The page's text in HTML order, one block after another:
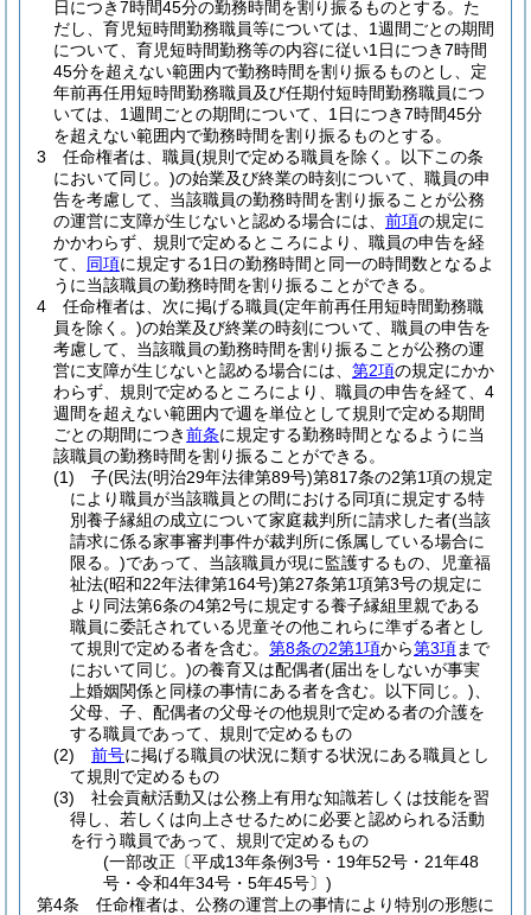
日につき7時間45分の勤務時間を割り振るものとする。 た
だし、育児短時間勤務職員等については、1週間ごとの期間
について、育児短時間勤務等の内容に従い1日につき7時間
45分を超えない範囲内で勤務時間を割り振るものとし、定
年前再任用短時間勤務職員及び任期付短時間勤務職員につ
いては、1週間ごとの期間について、1日につき7時間45分
を超えない範囲内で勤務時間を割り振るものとする。
3
任命権者は、職員(規則で定める職員を除く。以下この条
において同じ。)の始業及び終業の時刻について、職員の申
告を考慮して、当該職員の勤務時間を割り振ることが公務
の運営に支障が生じないと認める場合には、 前項の規定に
かかわらず、規則で定めるところにより、職員の申告を経
て、 同項に規定する1日の勤務時間と同一の時間数となるよ
うに当該職員の勤務時間を割り振ることができる。
4
任命権者は、次に掲げる職員(定年前再任用短時間勤務職
員を除く。)の始業及び終業の時刻について、職員の申告を
考慮して、当該職員の勤務時間を割り振ることが公務の運
営に支障が生じないと認める場合には、 第2項の規定にかか
わらず、規則で定めるところにより、職員の申告を経て、4
週間を超えない範囲内で週を単位として規則で定める期間
ごとの期間につき前条に規定する勤務時間となるように当
該職員の勤務時間を割り振ることができる。
(1)
子(民法(明治29年法律第89号)第817条の2第1項の規定
により職員が当該職員との間における同項に規定する特
別養子縁組の成立について家庭裁判所に請求した者(当該
請求に係る家事審判事件が裁判所に係属している場合に
限る。)であって、当該職員が現に監護するもの、児童福
祉法(昭和22年法律第164号)第27条第1項第3号の規定に
より同法第6条の4第2号に規定する養子縁組里親である
職員に委託されている児童その他これらに準ずる者とし
て規則で定める者を含む。 第8条の2第1項から第3項まで
において同じ。)の養育又は配偶者(届出をしないが事実
上婚姻関係と同様の事情にある者を含む。以下同じ。)
父母、子、配偶者の父母その他規則で定める者の介護を
する職員であって、規則で定めるもの
(2)
前号に掲げる職員の状況に類する状況にある職員とし
て規則で定めるもの
(3)
社会貢献活動又は公務上有用な知識若しくは技能を習
得し、若しくは向上させるために必要と認められる活動
を行う職員であって、規則で定めるもの
(一部改正〔平成13年条例3号・19年52号・21年48
号・令和4年34号・5年45号〕)
第4条
任命権者は、公務の運営上の事情により特別の形態に